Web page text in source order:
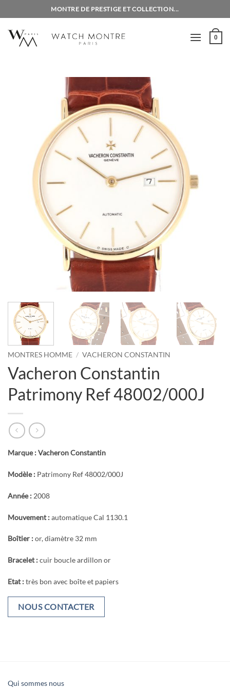
au
contenu
MONTRE DE PRESTIGE ET COLLECTION...
0
MONTRES HOMME / VACHERON CONSTANTIN
Vacheron Constantin
Patrimony Ref 48002/000J
Marque : Vacheron Constantin
Modèle : Patrimony Ref 48002/000J
Année : 2008
Mouvement :automatique Cal 1130.1
Boîtier :or, diamètre 32 mm
Bracelet :cuir boucle ardillon or
Etat :très bon avec boîte et papiers
NOUS CONTACTER
Qui sommes nous